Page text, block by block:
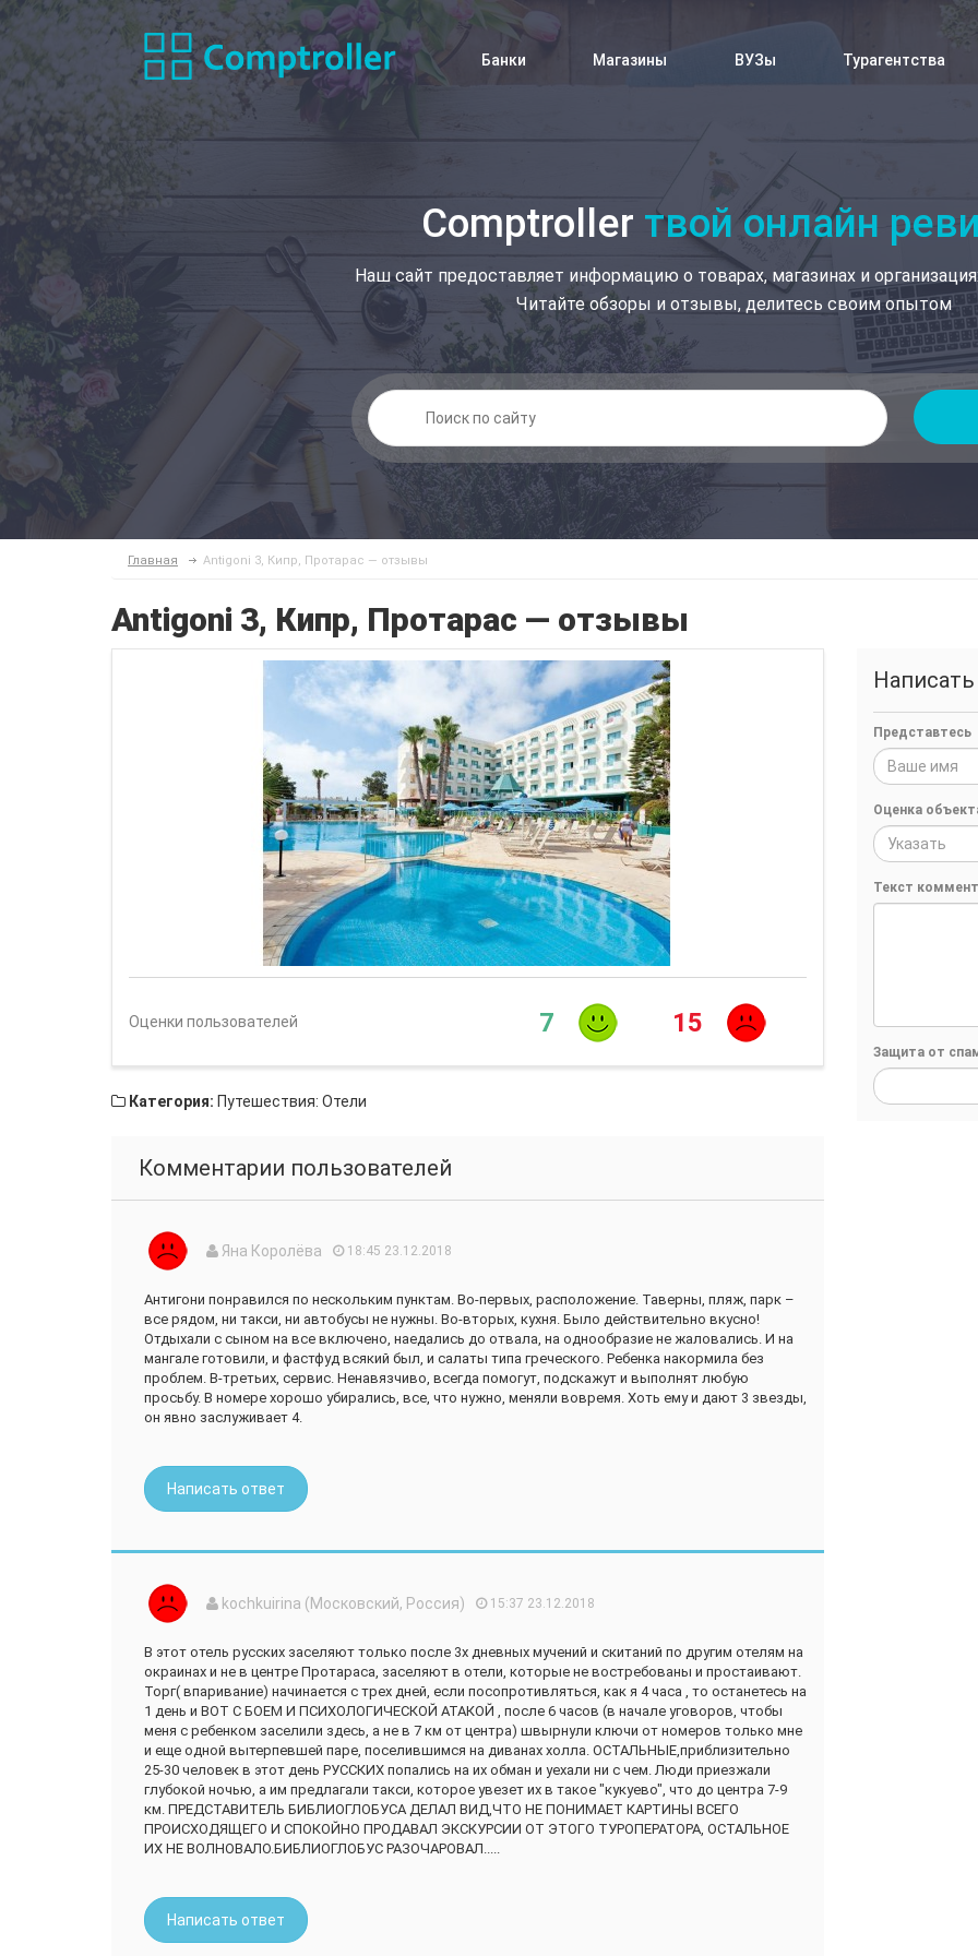
Банки Магазины ВУЗы Турагентства
Comptroller твой онлайн
Наш сайт предоставляет информацию о товарах, магазинах и
Читайте обзоры и отзывы, делитесь своим опытом
Главная Antigoni 3, Кипр, Протарас — отзывы
Antigoni 3, Кипр, Протарас — отзывы
Представтесь
Оценка
Указать
Текст
Защита от
Оценки пользователей 7 15
Категория: Путешествия: Отели
Комментарии пользователей
Яна Королёва 18:45 23.12.2018
Антигони понравился по нескольким пунктам. Во-первых, расположение. Таверны, пляж, парк –
все рядом, ни такси, ни автобусы не нужны. Во-вторых, кухня. Было действительно вкусно!
Отдыхали с сыном на все включено, наедались до отвала, на однообразие не жаловались. И на
мангале готовили, и фастфуд всякий был, и салаты типа греческого. Ребенка накормила без
проблем. В-третьих, сервис. Ненавязчиво, всегда помогут, подскажут и выполнят любую
просьбу. В номере хорошо убирались, все, что нужно, меняли вовремя. Хоть ему и дают 3 звезды,
он явно заслуживает 4.
Написать ответ
kochkuirina (Московский, Россия) 15:37 23.12.2018
В этот отель русских заселяют только после 3х дневных мучений и скитаний по другим отелям на
окраинах и не в центре Протараса, заселяют в отели, которые не востребованы и простаивают.
Торг( впаривание) начинается с трех дней, если посопротивляться, как я 4 часа , то останетесь на
1 день и ВОТ С БОЕМ И ПСИХОЛОГИЧЕСКОЙ АТАКОЙ , после 6 часов (в начале уговоров, чтобы
меня с ребенком заселили здесь, а не в 7 км от центра) швырнули ключи от номеров только мне
и еще одной вытерпевшей паре, поселившимся на диванах холла. ОСТАЛЬНЫЕ,приблизительно
25-30 человек в этот день РУССКИХ попались на их обман и уехали ни с чем. Люди приезжали
глубокой ночью, а им предлагали такси, которое увезет их в такое "кукуево", что до центра 7-9
км. ПРЕДСТАВИТЕЛЬ БИБЛИОГЛОБУСА ДЕЛАЛ ВИД,ЧТО НЕ ПОНИМАЕТ КАРТИНЫ ВСЕГО
ПРОИСХОДЯЩЕГО И СПОКОЙНО ПРОДАВАЛ ЭКСКУРСИИ ОТ ЭТОГО ТУРОПЕРАТОРА, ОСТАЛЬНОЕ
ИХ НЕ ВОЛНОВАЛО.БИБЛИОГЛОБУС РАЗОЧАРОВАЛ.....
Написать ответ